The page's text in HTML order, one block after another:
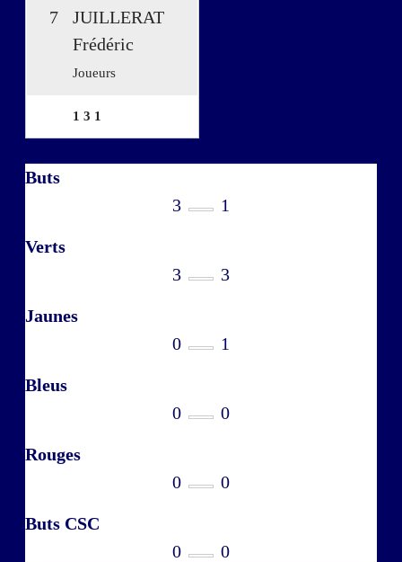
7
JUILLERAT
Frédéric
Joueurs
1 3 1
Buts
3
1
Verts
3
3
Jaunes
0
1
Bleus
0
0
Rouges
0
0
Buts CSC
0
0